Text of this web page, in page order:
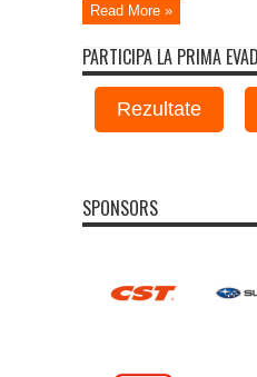
Read More »
PARTICIPA LA PRIMA
Rezultate
SPONSORS